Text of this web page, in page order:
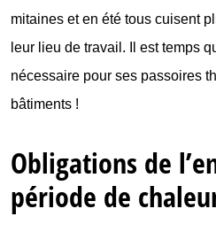
mitaines et en été tous cuisent
leur lieu de travail. Il est temps
nécessaire pour ses passoires
bâtiments !
Obligations de
période de